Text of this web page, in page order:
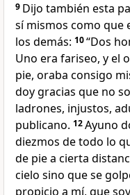
9 Dijo también esta
sí mismos como que
los demás: 10“Dos
Uno era fariseo, y el
pie, oraba consigo
doy gracias que no
ladrones, injustos,
publicano. 12Ayuno
diezmos de todo lo
de pie a cierta
cielo sino que se
propicio a mí, que